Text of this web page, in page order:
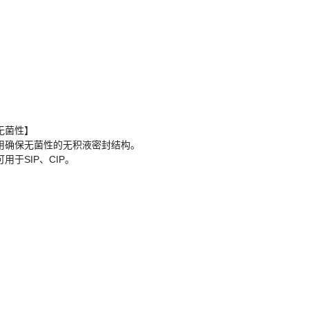
菌性】
确保无菌性的无积液密封结构。
用于SIP、CIP。